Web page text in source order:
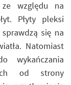
ze względu na
Płyty pleksi
się na
Natomiast
wykańczania
od strony